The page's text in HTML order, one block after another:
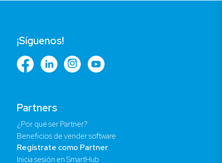
Partners
¿Por qué ser Partner?
Beneficios de vender software
Regístrate como Partner
Inicia sesión en SmartHub
¡Síguenos!